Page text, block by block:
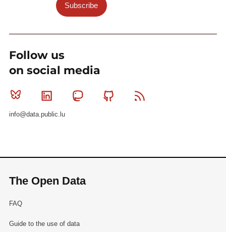
Subscribe
Follow us
on social media
Bluesky Linkedin MastodonGithub
info@data.public.lu
The Open Data
FAQ
Guide to the use of data